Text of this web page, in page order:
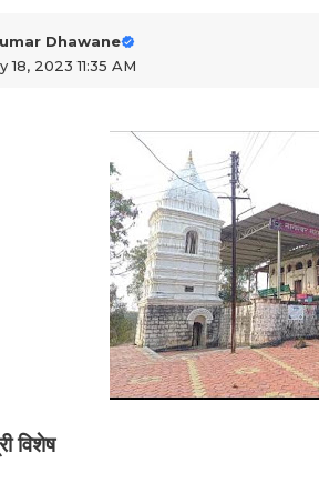
Dhawane
18, 2023 11:35 AM
विशेष